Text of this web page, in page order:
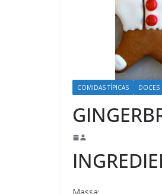
COMIDAS TÍPICAS DOCES